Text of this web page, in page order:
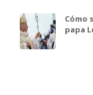
Cómo
papa